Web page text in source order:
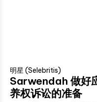
明星 (Selebritis)
Sarwendah 做好
养权诉讼的准备